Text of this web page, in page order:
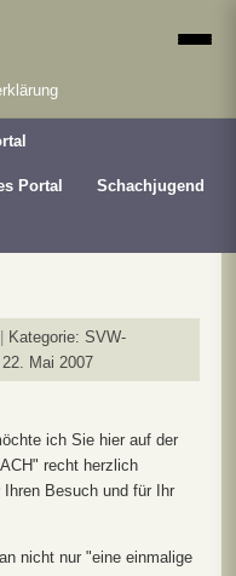
Portal Schachjugend
Kategorie: SVW-
Mai 2007
ich Sie hier auf der
recht herzlich
Besuch und für Ihr
nicht nur "eine einmalige